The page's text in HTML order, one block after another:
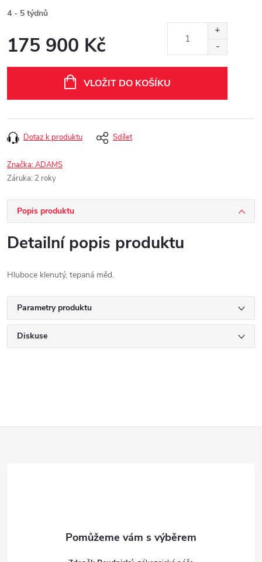
4 - 5 týdnů
175 900 Kč
VLOŽIT DO KOŠÍKU
Dotaz k produktu Sdílet
Značka:ADAMS
Záruka: 2 roky
Popis produktu
Detailní popis produktu
Hluboce klenutý, tepaná měd.
Parametry produktu
Diskuse